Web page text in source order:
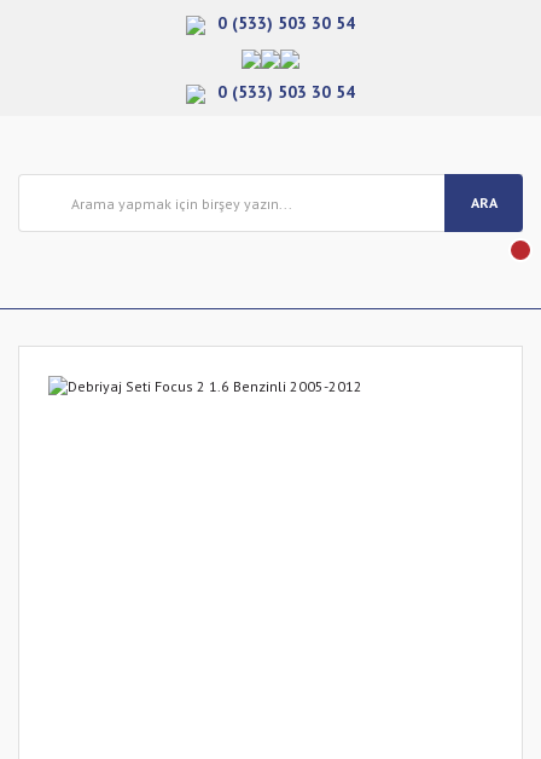
0 (533) 503 30 54
0 (533) 503 30 54
ARA